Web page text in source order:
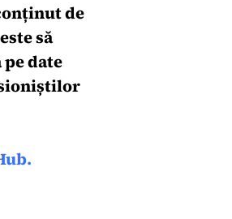
de
să
date